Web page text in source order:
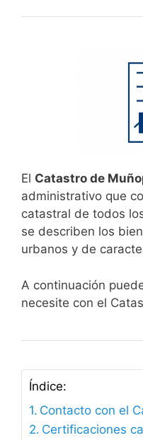
El Catastro de
administrativo que
catastral de todos
se describen los
urbanos y de
A continuación
necesite con el
Índice:
Contacto con el
Certificaciones